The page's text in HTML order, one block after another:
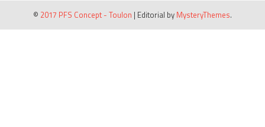
© 2017 PFS Concept - Toulon | Editorial by MysteryThemes.